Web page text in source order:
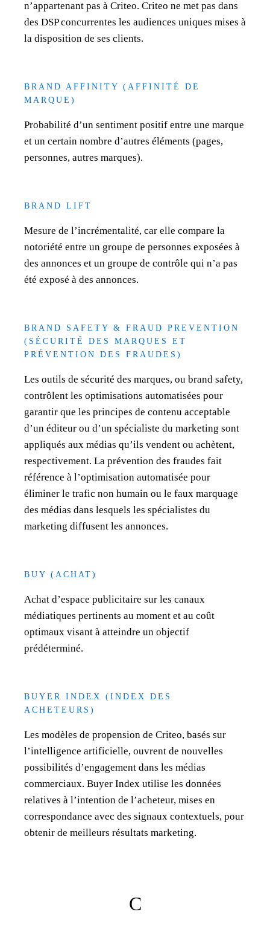
n’appartenant pas à Criteo. Criteo ne met pas dans
des DSP concurrentes les audiences uniques mises à
la disposition de ses clients.
BRAND AFFINITY (AFFINITÉ DE
MARQUE)
Probabilité d’un sentiment positif entre une marque
et un certain nombre d’autres éléments (pages,
personnes, autres marques).
BRAND LIFT
Mesure de l’incrémentalité, car elle compare la
notoriété entre un groupe de personnes exposées à
des annonces et un groupe de contrôle qui n’a pas
été exposé à des annonces.
BRAND SAFETY & FRAUD PREVENTION
(SÉCURITÉ DES MARQUES ET
PRÉVENTION DES FRAUDES)
Les outils de sécurité des marques, ou brand safety,
contrôlent les optimisations automatisées pour
garantir que les principes de contenu acceptable
d’un éditeur ou d’un spécialiste du marketing sont
appliqués aux médias qu’ils vendent ou achètent,
respectivement. La prévention des fraudes fait
référence à l’optimisation automatisée pour
éliminer le trafic non humain ou le faux marquage
des médias dans lesquels les spécialistes du
marketing diffusent les annonces.
BUY (ACHAT)
Achat d’espace publicitaire sur les canaux
médiatiques pertinents au moment et au coût
optimaux visant à atteindre un objectif
prédéterminé.
BUYER INDEX (INDEX DES
ACHETEURS)
Les modèles de propension de Criteo, basés sur
l’intelligence artificielle, ouvrent de nouvelles
possibilités d’engagement dans les médias
commerciaux. Buyer Index utilise les données
relatives à l’intention de l’acheteur, mises en
correspondance avec des signaux contextuels, pour
obtenir de meilleurs résultats marketing.
C